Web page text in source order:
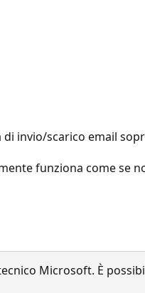
invio/scarico email
funziona come se
Microsoft. È